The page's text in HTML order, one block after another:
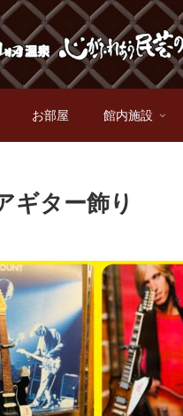
お部屋 館内施設
ギター飾り